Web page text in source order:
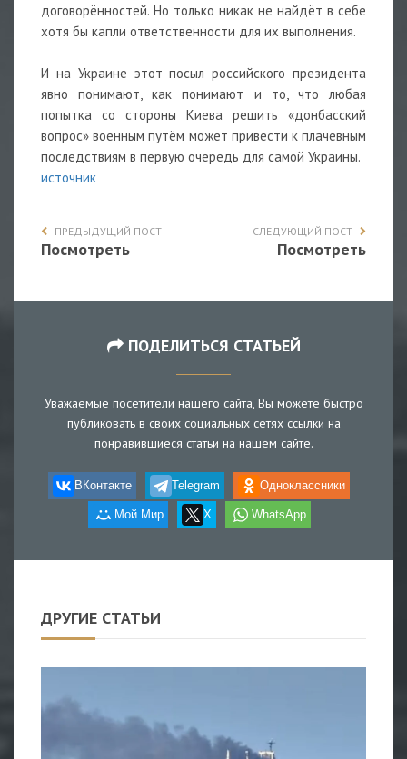
договорённостей. Но только никак не найдёт в себе
хотя бы капли ответственности для их выполнения.
И на Украине этот посыл российского президента
явно понимают, как понимают и то, что любая
попытка со стороны Киева решить «донбасский
вопрос» военным путём может привести к плачевным
последствиям в первую очередь для самой Украины.
источник
ПРЕДЫДУЩИЙ ПОСТ
Посмотреть
СЛЕДУЮЩИЙ ПОСТ
Посмотреть
ПОДЕЛИТЬСЯ СТАТЬЕЙ
Уважаемые посетители нашего сайта, Вы можете быстро
публиковать в своих социальных сетях ссылки на
понравившиеся статьи на нашем сайте.
ВКонтакте Telegram Одноклассники
Мой Мир X WhatsApp
ДРУГИЕ СТАТЬИ